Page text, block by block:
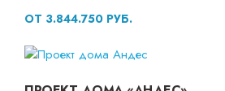
ОТ 3.844.750 РУБ.